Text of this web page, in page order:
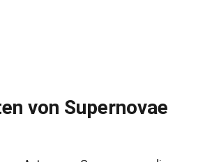
von Supernovae